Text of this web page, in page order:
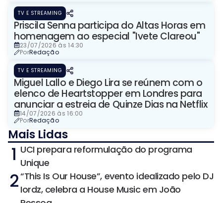
TV E STREAMING
Priscila Senna participa do Altas Horas em
homenagem ao especial "Ivete Clareou"
23/07/2026 às 14:30
PorRedação
TV E STREAMING
Miguel Lallo e Diego Lira se reúnem com o
elenco de Heartstopper em Londres para
anunciar a estreia de Quinze Dias na Netflix
14/07/2026 às 16:00
PorRedação
Mais Lidas
1 UCI prepara reformulação do programa
Unique
2“This Is Our House”, evento idealizado pelo DJ
Iordz, celebra a House Music em João